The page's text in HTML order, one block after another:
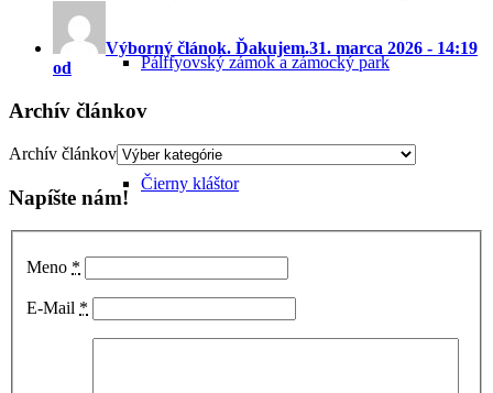
Pálffyovský zámok a zámocký park
Čierny kláštor
Farský kostol
Výborný článok. Ďakujem.31. marca 2026 - 14:19
od
Archív článkov
Archív článkov
Napíšte nám!
Meno *
E-Mail *